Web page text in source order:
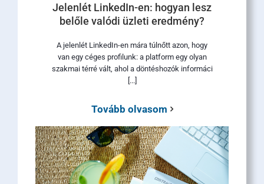
Jelenlét LinkedIn-en: hogyan lesz
belőle valódi üzleti eredmény?
A jelenlét LinkedIn-en mára túlnőtt azon, hogy
van egy céges profilunk: a platform egy olyan
szakmai térré vált, ahol a döntéshozók informáci
[...]
Tovább olvasom